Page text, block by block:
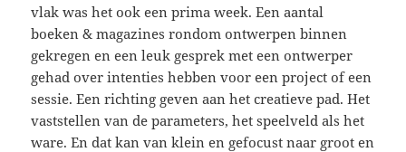
vlak was het ook een prima week. Een aantal
boeken & magazines rondom ontwerpen binnen
gekregen en een leuk gesprek met een ontwerper
gehad over intenties hebben voor een project of een
sessie. Een richting geven aan het creatieve pad. Het
vaststellen van de parameters, het speelveld als het
ware. En dat kan van klein en gefocust naar groot en